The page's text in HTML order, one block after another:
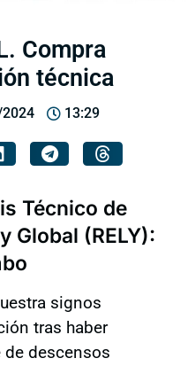
Compra
técnica
13:29
Técnico de
Global (RELY):
signos
tras haber
de descensos